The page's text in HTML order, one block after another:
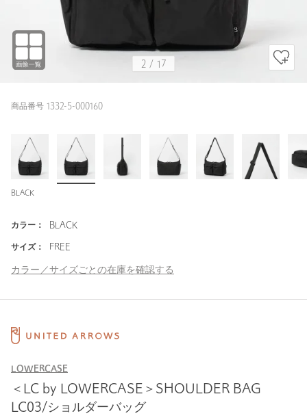
2 / 17
商品番号 1332-5-000160
BLACK
カラー： BLACK
サイズ： FREE
カラー／サイズごとの在庫を確認する
LOWERCASE
＜LC by LOWERCASE＞SHOULDER BAG
LC03/ショルダーバッグ